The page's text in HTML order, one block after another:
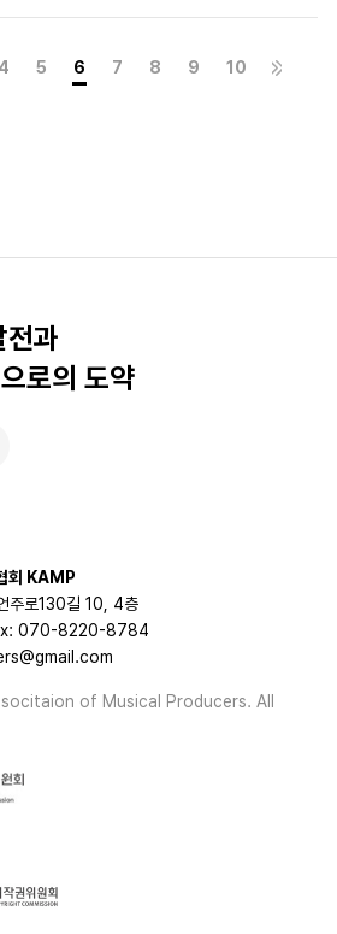
4 5 6 7 8 9 10
전과
로의 도약
회 KAMP
주로130길 10, 4층
070-8220-8784
of Musical Producers. All